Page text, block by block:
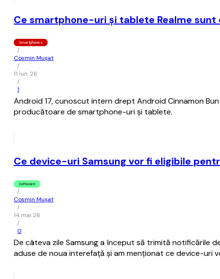
Ce smartphone-uri şi tablete Realme sunt
Smartphones
/
Cosmin Mușat
/
11 iun. 26
/
1
Android 17, cunoscut intern drept Android Cinnamon
producătoare de smartphone-uri şi tablete.
Ce device-uri Samsung vor fi eligibile
Software
/
Cosmin Mușat
/
14 mai 26
/
0
De câteva zile Samsung a început să trimită notificările
aduse de noua interefaţă şi am menţionat ce device-uri